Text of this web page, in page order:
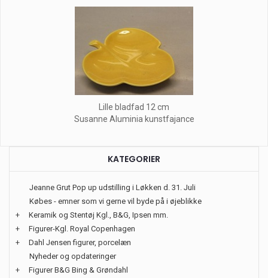
Lille bladfad 12 cm
Susanne Aluminia kunstfajance
KATEGORIER
Jeanne Grut Pop up udstilling i Løkken d. 31. Juli
Købes - emner som vi gerne vil byde på i øjeblikke
+
Keramik og Stentøj Kgl., B&G, Ipsen mm.
+
Figurer-Kgl. Royal Copenhagen
+
Dahl Jensen figurer, porcelæn
Nyheder og opdateringer
+
Figurer B&G Bing & Grøndahl